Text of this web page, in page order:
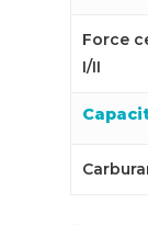
Force
I/II